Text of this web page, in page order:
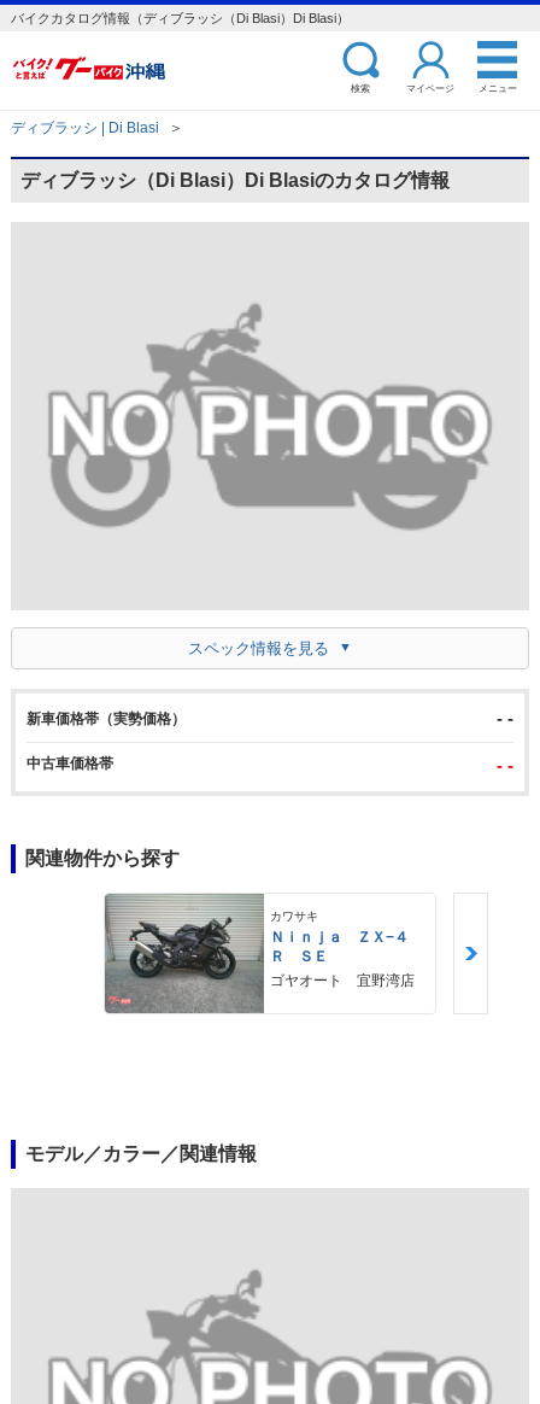
バイクカタログ情報（ディブラッシ（Di Blasi）Di Blasi）
検索 マイページ メニュー
ディブラッシ | Di Blasi ＞
ディブラッシ（Di Blasi）Di Blasiのカタログ情報
スペック情報を見る
新車価格帯（実勢価格） - -
中古車価格帯 - -
関連物件から探す
カワサキ
Ｎｉｎｊａ ＺＸ−４
Ｒ ＳＥ
ゴヤオート 宜野湾店
モデル／カラー／関連情報